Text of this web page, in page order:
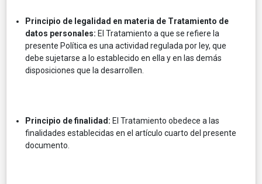
Principio de legalidad en materia de Tratamiento de
datos personales: El Tratamiento a que se refiere la
presente Política es una actividad regulada por ley, que
debe sujetarse a lo establecido en ella y en las demás
disposiciones que la desarrollen.
Principio de finalidad: El Tratamiento obedece a las
finalidades establecidas en el artículo cuarto del presente
documento.